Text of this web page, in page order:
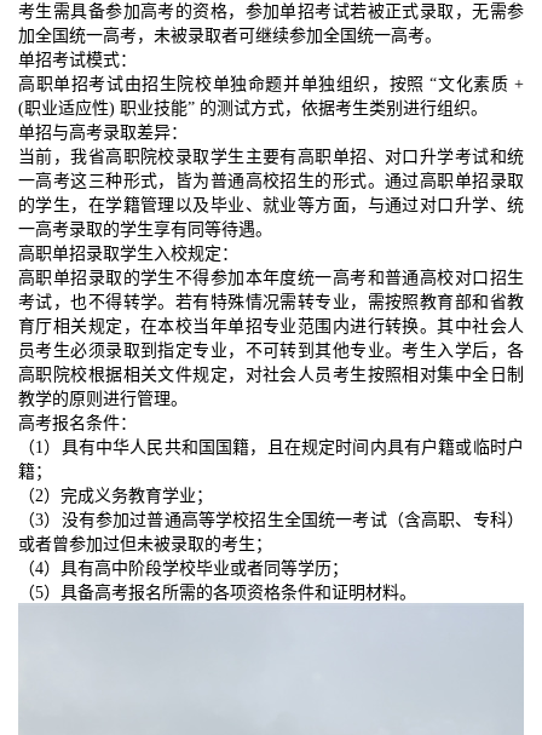
考生需具备参加高考的资格，参加单招考试若被正式录取，无需参
加全国统一高考，未被录取者可继续参加全国统一高考。
单招考试模式：
高职单招考试由招生院校单独命题并单独组织，按照 “文化素质 +
(职业适应性) 职业技能” 的测试方式，依据考生类别进行组织。
单招与高考录取差异：
当前，我省高职院校录取学生主要有高职单招、对口升学考试和统
一高考这三种形式，皆为普通高校招生的形式。通过高职单招录取
的学生，在学籍管理以及毕业、就业等方面，与通过对口升学、统
一高考录取的学生享有同等待遇。
高职单招录取学生入校规定：
高职单招录取的学生不得参加本年度统一高考和普通高校对口招生
考试，也不得转学。若有特殊情况需转专业，需按照教育部和省教
育厅相关规定，在本校当年单招专业范围内进行转换。其中社会人
员考生必须录取到指定专业，不可转到其他专业。考生入学后，各
高职院校根据相关文件规定，对社会人员考生按照相对集中全日制
教学的原则进行管理。
高考报名条件：
（1）具有中华人民共和国国籍，且在规定时间内具有户籍或临时户
籍；
（2）完成义务教育学业；
（3）没有参加过普通高等学校招生全国统一考试（含高职、专科）
或者曾参加过但未被录取的考生；
（4）具有高中阶段学校毕业或者同等学历；
（5）具备高考报名所需的各项资格条件和证明材料。